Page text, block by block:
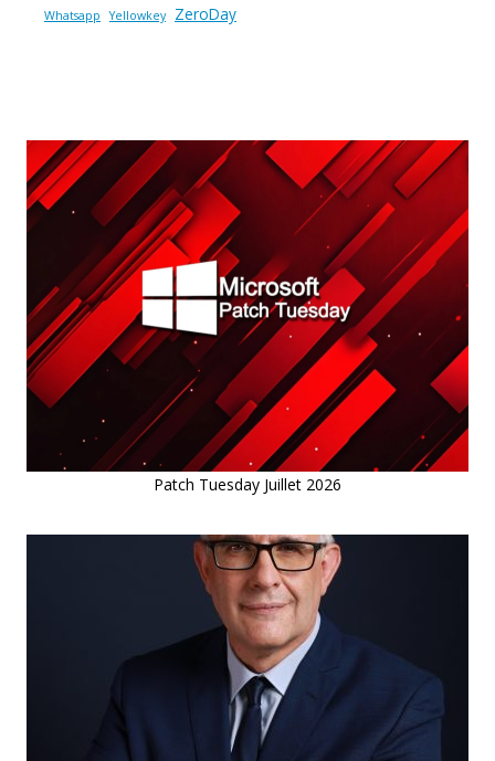
Whatsapp Yellowkey ZeroDay
Patch Tuesday Juillet 2026